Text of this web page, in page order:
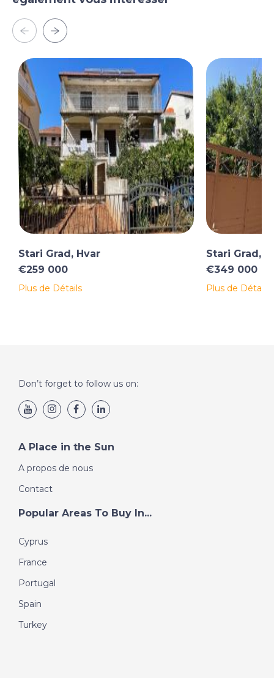
Stari Grad, Hvar
€259 000
Plus de Détails
Stari Grad,
€349 000
Plus de Détails
Don’t forget to follow us on:
A Place in the Sun
A propos de nous
Contact
Popular Areas To Buy In...
Cyprus
France
Portugal
Spain
Turkey